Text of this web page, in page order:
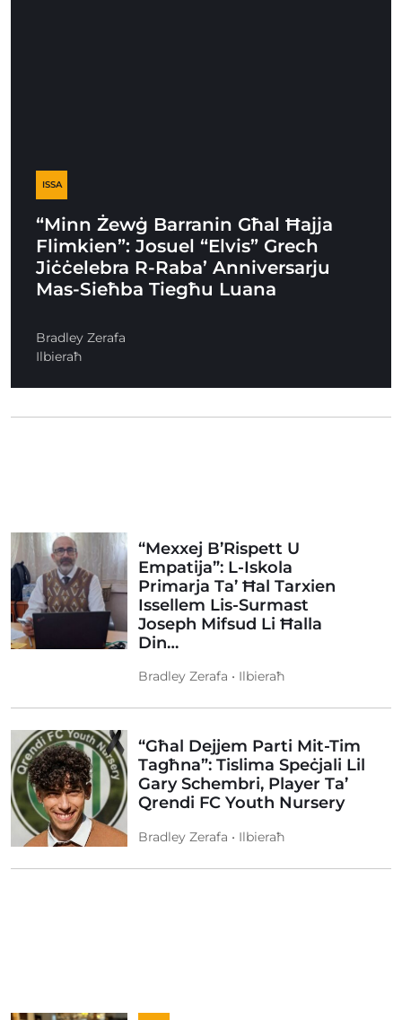
ISSA
“Minn Żewġ Barranin Għal Ħajja
Flimkien”: Josuel “Elvis” Grech
Jiċċelebra R-Raba’ Anniversarju
Mas-Sieħba Tiegħu Luana
Bradley Zerafa
Ilbieraħ
“Mexxej B’Rispett U
Empatija”: L-Iskola
Primarja Ta’ Ħal Tarxien
Issellem Lis-Surmast
Joseph Mifsud Li Ħalla
Din…
Bradley Zerafa • Ilbieraħ
“Għal Dejjem Parti Mit-Tim
Tagħna”: Tislima Speċjali Lil
Gary Schembri, Player Ta’
Qrendi FC Youth Nursery
Bradley Zerafa • Ilbieraħ